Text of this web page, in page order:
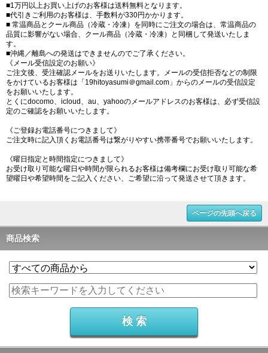
■1万円以上お買い上げのお客様は送料無料となります。
■代引きご利用のお客様は、手数料が330円かかります。
■ 常温商品とクール商品（冷蔵・冷凍）を同時にご注文の場合は、常温商品の
品質に影響がない場合、クール商品（冷蔵・冷凍）と同梱して発送いたしま
す。
■沖縄／離島への発送はできませんのでご了承ください。
《メール受信設定のお願い》
ご注文後、受注確認メールをお送りいたします。メールの受信拒否などの制限
をかけているお客様は「19hitoyasumi＠gmail.com」からのメールの受信設定
をお願いいたします。
とくにdocomo、icloud、au、yahooのメールアドレスのお客様は、必ず受信設
定のご確認をお願いいたします。
《ご登録お電話番号につきまして》
ご注文時に記入頂くお電話番号は繋がりやすい携帯番号でお願いいたします。
《曜日指定と時間指定につきまして》
お受け取り可能な曜日や時間が限られるお客様は備考欄にお受け取り可能な希
望曜日や希望時間をご記入ください、ご希望に沿って発送させて頂きます。
ページの先頭へ戻る
商品検索